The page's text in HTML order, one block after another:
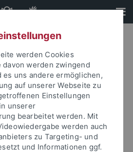
und Ihr Passwort an um sich
werden Cookies
werden zwingend
es uns andere ermöglichen,
auf unserer Webseite zu
Einstellungen
unserer
bearbeitet werden. Mit
werden auch
zu Targeting- und
und Informationen ggf.